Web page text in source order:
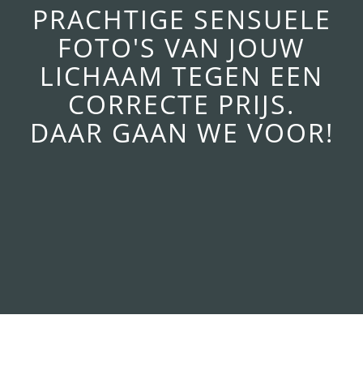
PRACHTIGE SENSUELE
FOTO'S VAN JOUW
LICHAAM TEGEN EEN
CORRECTE PRIJS.
DAAR GAAN WE VOOR!